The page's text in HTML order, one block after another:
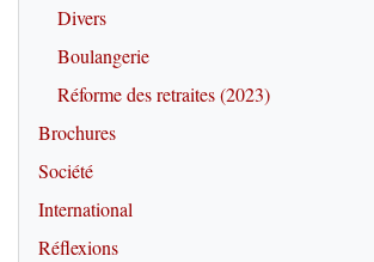
Divers
Boulangerie
Réforme des retraites (2023)
Brochures
Société
International
Réflexions